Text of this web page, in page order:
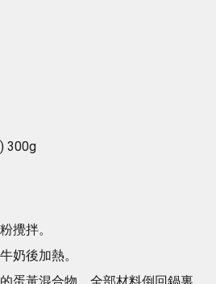
300g
攪拌。
奶後加熱。
蛋黃混合物，全部材料倒回鍋裏